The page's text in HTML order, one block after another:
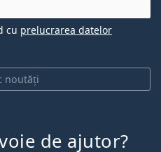
noutăți
cu prelucrarea datelor
de ajutor?